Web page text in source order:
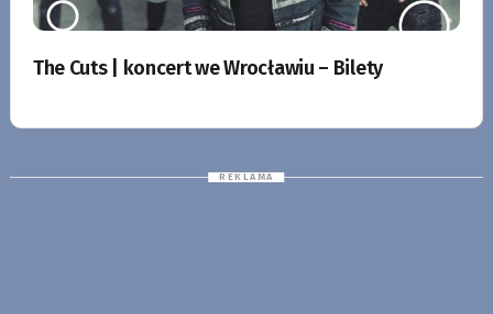
The Cuts | koncert we Wrocławiu – Bilety